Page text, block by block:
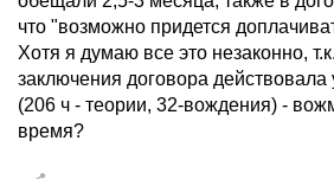
что "возможно придется
Хотя я думаю все это незаконно,
заключения договора
(206 ч - теории, 32-вождения) -
время?